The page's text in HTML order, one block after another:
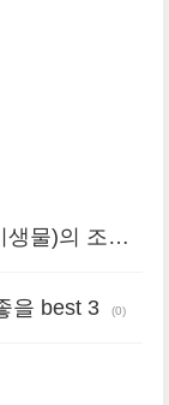
생물)의 조절
을 best 3 (0)